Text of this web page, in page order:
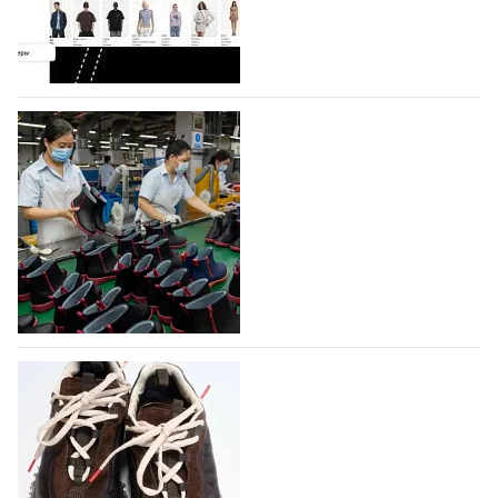
Гуанчжоу, столице моды Китая, является
профессиональной обувной компанией,
объединяющей разработку, производство и…
07.08.2026 615
На платформе Lamoda - новый раздел и
условия продвижения локальных
дизайнерских марок
Российский маркетплейс Lamoda решил обновить
раздел для продажи продукции локальных
дизайнерских марок одежды, обуви и аксессуаров.
Бренды также получат маркетинговую…
06.08.2026 795
Объем мирового производства обуви в
2025 году практически не увеличился
В 2025 году мировое производство обуви
практически не изменилось, зафиксировав